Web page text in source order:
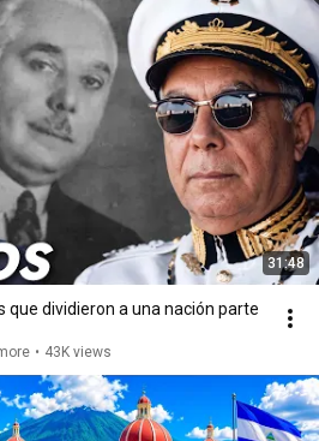
31:48
que dividieron a una nación parte
• 43K views